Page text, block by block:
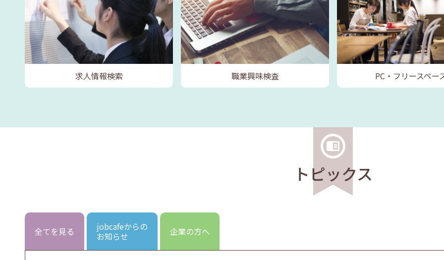
求人情報検索 職業興味検査 PC・フリースペー
トピックス
全てを見る
jobcafeからの
お知らせ
企業の方へ